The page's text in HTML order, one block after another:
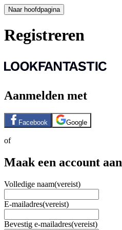
Naar hoofdpagina
Registreren
Aanmelden met
Facebook Google
of
Maak een account aan
Volledige naam(vereist)
E-mailadres(vereist)
Bevestig e-mailadres(vereist)